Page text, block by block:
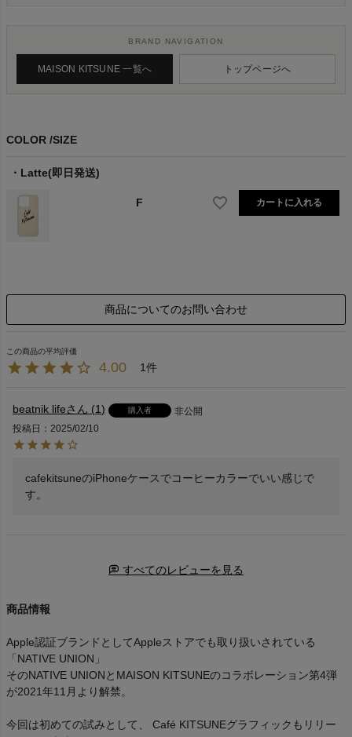
BRAND NAVIGATION
MAISON KITSUNE 一覧へ トップページへ
COLOR SIZE
Latte(即日発送)
F カートに入れる
商品についてのお問い合わせ
4.00 1
beatnik life 1 購入者
非公開
投稿日
2025/02/10
cafekitsuneのiPhoneケースでコーヒーカラーでいい感じで
す。
すべてのレビューを見る
商品情報
Apple認証ブランドとしてAppleストアでも取り扱いされている
「NATIVE UNION」
そのNATIVE UNIONとMAISON KITSUNEのコラボレーション第4弾
が2021年11月より解禁。
今回は初めての試みとして、 Café KITSUNEグラフィックもリリー